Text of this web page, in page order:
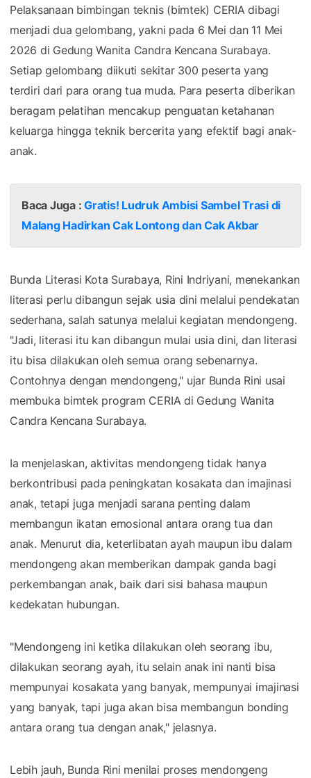
Pelaksanaan bimbingan teknis (bimtek) CERIA dibagi
menjadi dua gelombang, yakni pada 6 Mei dan 11 Mei
2026 di Gedung Wanita Candra Kencana Surabaya.
Setiap gelombang diikuti sekitar 300 peserta yang
terdiri dari para orang tua muda. Para peserta diberikan
beragam pelatihan mencakup penguatan ketahanan
keluarga hingga teknik bercerita yang efektif bagi anak-
anak.
Baca Juga :Gratis! Ludruk Ambisi Sambel Trasi di
Malang Hadirkan Cak Lontong dan Cak Akbar
Bunda Literasi Kota Surabaya, Rini Indriyani, menekankan
literasi perlu dibangun sejak usia dini melalui pendekatan
sederhana, salah satunya melalui kegiatan mendongeng.
"Jadi, literasi itu kan dibangun mulai usia dini, dan literasi
itu bisa dilakukan oleh semua orang sebenarnya.
Contohnya dengan mendongeng," ujar Bunda Rini usai
membuka bimtek program CERIA di Gedung Wanita
Candra Kencana Surabaya.
Ia menjelaskan, aktivitas mendongeng tidak hanya
berkontribusi pada peningkatan kosakata dan imajinasi
anak, tetapi juga menjadi sarana penting dalam
membangun ikatan emosional antara orang tua dan
anak. Menurut dia, keterlibatan ayah maupun ibu dalam
mendongeng akan memberikan dampak ganda bagi
perkembangan anak, baik dari sisi bahasa maupun
kedekatan hubungan.
"Mendongeng ini ketika dilakukan oleh seorang ibu,
dilakukan seorang ayah, itu selain anak ini nanti bisa
mempunyai kosakata yang banyak, mempunyai imajinasi
yang banyak, tapi juga akan bisa membangun bonding
antara orang tua dengan anak," jelasnya.
Lebih jauh, Bunda Rini menilai proses mendongeng